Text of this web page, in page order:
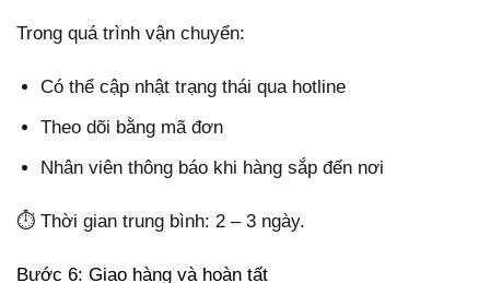
Trong quá trình vận chuyển:
Có thể cập nhật trạng thái qua hotline
Theo dõi bằng mã đơn
Nhân viên thông báo khi hàng sắp đến nơi
⏱️ Thời gian trung bình: 2 – 3 ngày.
Bước 6: Giao hàng và hoàn tất